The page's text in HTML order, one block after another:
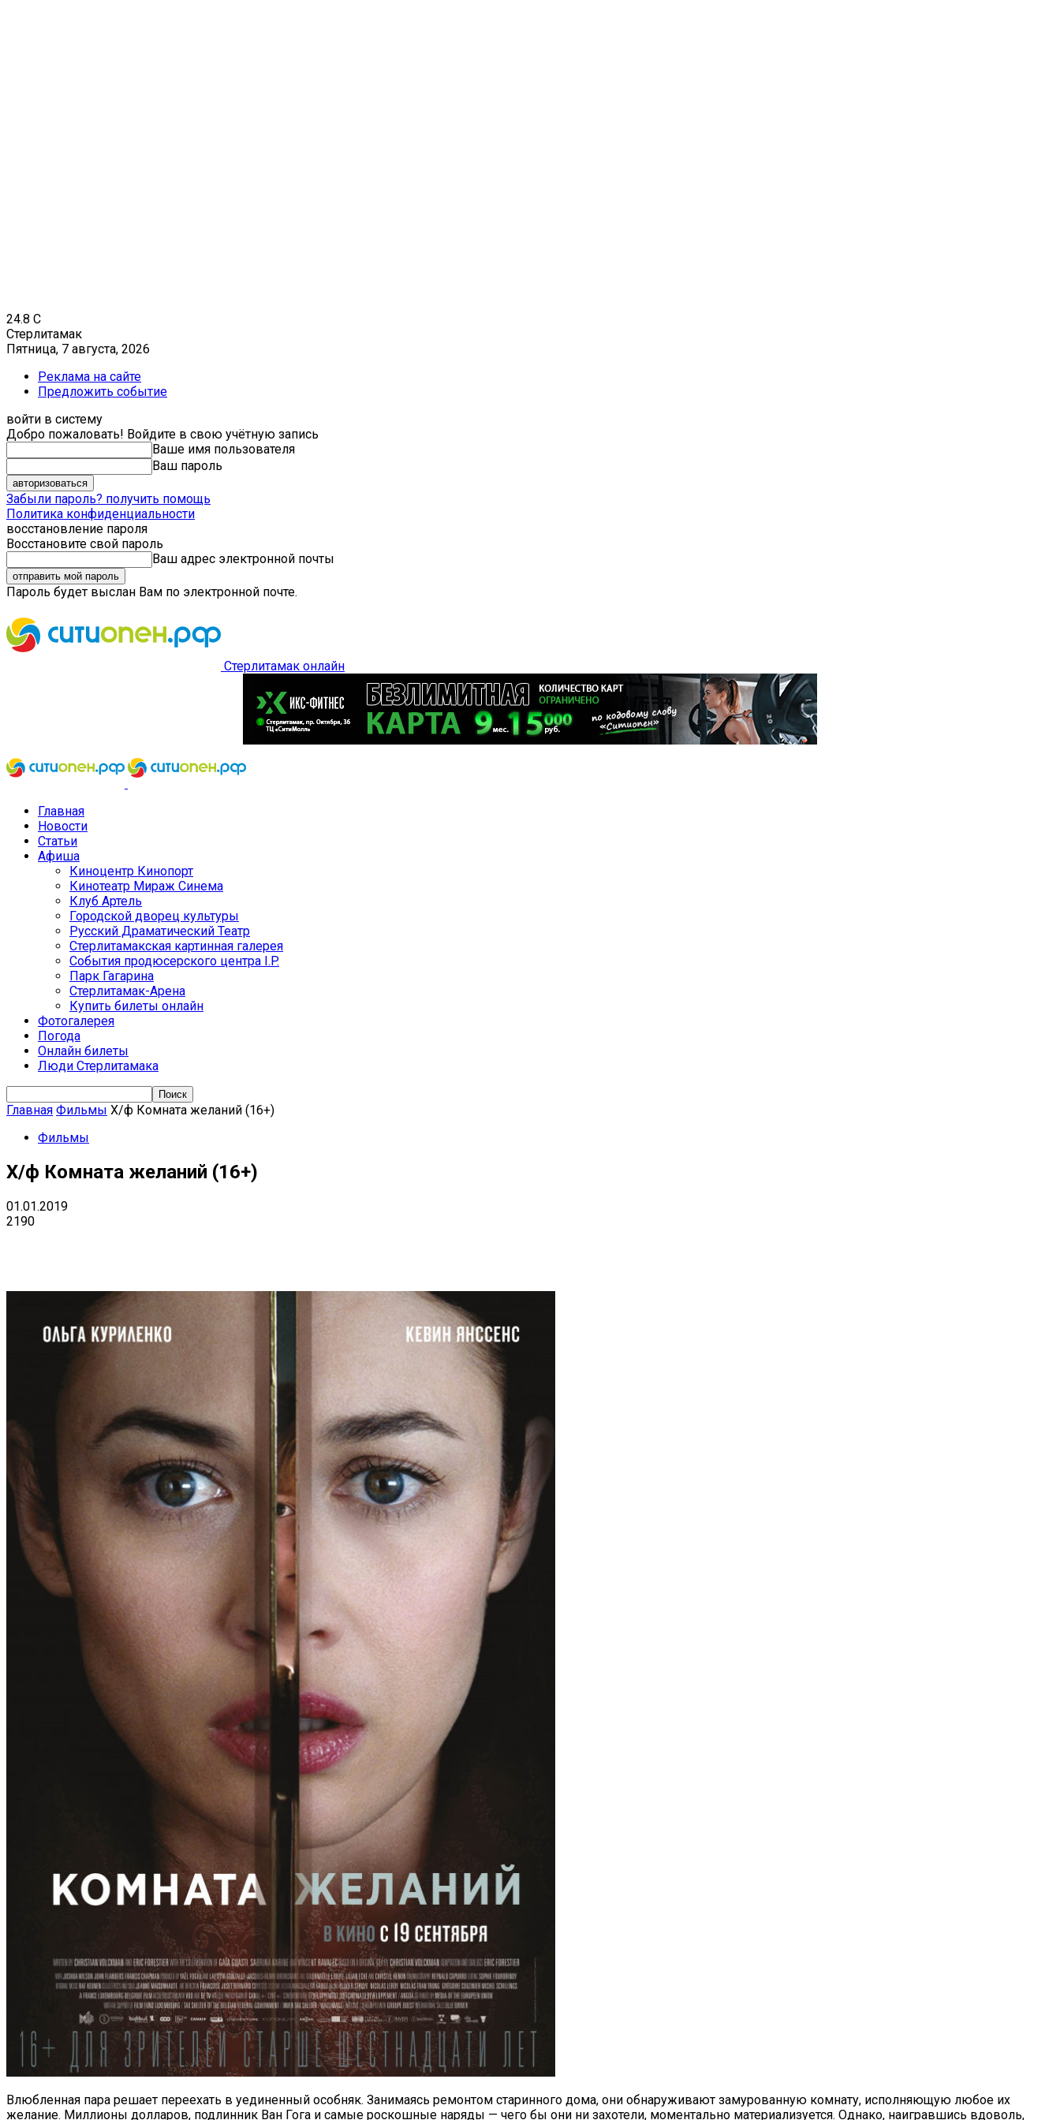
24.8 C
Стерлитамак
Пятница, 7 августа, 2026
Реклама на сайте
Предложить событие
войти в систему
Добро пожаловать! Войдите в свою учётную запись
Ваше имя пользователя
Ваш пароль
Забыли пароль? получить помощь
Политика конфиденциальности
восстановление пароля
Восстановите свой пароль
Ваш адрес электронной почты
Пароль будет выслан Вам по электронной почте.
Стерлитамак онлайн
Главная
Новости
Статьи
Афиша
Киноцентр Кинопорт
Кинотеатр Мираж Синема
Клуб Артель
Городской дворец культуры
Русский Драматический Театр
Стерлитамакская картинная галерея
События продюсерского центра I.P.
Парк Гагарина
Стерлитамак-Арена
Купить билеты онлайн
Фотогалерея
Погода
Онлайн билеты
Люди Стерлитамака
Главная Фильмы Х/ф Комната желаний (16+)
Фильмы
Х/ф Комната желаний (16+)
01.01.2019
2190
Влюбленная пара решает переехать в уединенный особняк. Занимаясь ремонтом старинного дома, они обнаруживают замурованную комнату, исполняющую любое их
желание. Миллионы долларов, подлинник Ван Гога и самые роскошные наряды — чего бы они ни захотели, моментально материализуется. Однако, наигравшись вдоволь,